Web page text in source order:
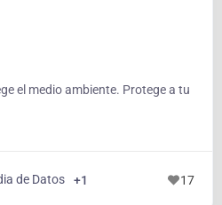
el medio ambiente. Protege a tu
de Datos +1 17